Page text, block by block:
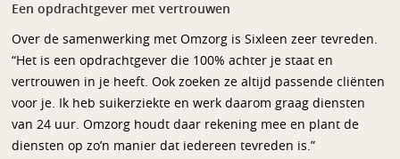
Een opdrachtgever met vertrouwen
Over de samenwerking met Omzorg is Sixleen zeer tevreden.
“Het is een opdrachtgever die 100% achter je staat en
vertrouwen in je heeft. Ook zoeken ze altijd passende cliënten
voor je. Ik heb suikerziekte en werk daarom graag diensten
van 24 uur. Omzorg houdt daar rekening mee en plant de
diensten op zo’n manier dat iedereen tevreden is.”